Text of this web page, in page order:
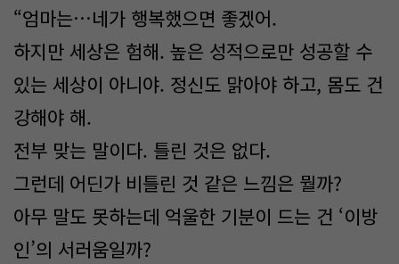
“엄마는…네가 행복했으면 좋겠어.
하지만 세상은 험해. 높은 성적으로만 성공할 수
있는 세상이 아니야. 정신도 맑아야 하고, 몸도 건
강해야 해.
전부 맞는 말이다. 틀린 것은 없다.
그런데 어딘가 비틀린 것 같은 느낌은 뭘까?
아무 말도 못하는데 억울한 기분이 드는 건 ‘이방
인’의 서러움일까?